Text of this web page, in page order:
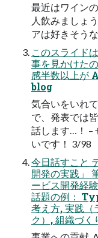
最近はワイン
人飲みましょ
アは好きそう
このスライド
事を見かけた
感半数以上が
blog
気合いをいれ
で、発表では
話します…！ –
いです！ 3/98
今日話すこと
開発の実践」
ービス開発経
話題の例：
考え方, 実践（
ク）, 組織づ